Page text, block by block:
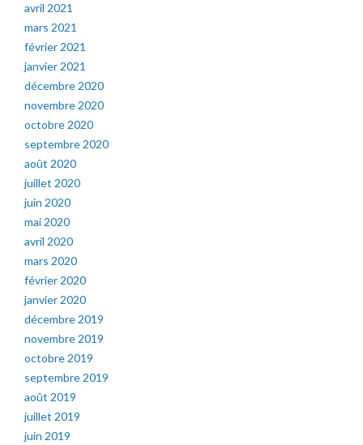
avril 2021
mars 2021
février 2021
janvier 2021
décembre 2020
novembre 2020
octobre 2020
septembre 2020
août 2020
juillet 2020
juin 2020
mai 2020
avril 2020
mars 2020
février 2020
janvier 2020
décembre 2019
novembre 2019
octobre 2019
septembre 2019
août 2019
juillet 2019
juin 2019